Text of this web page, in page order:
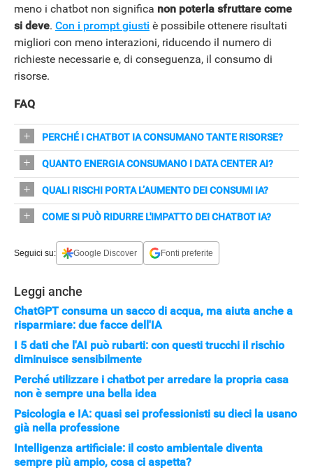
meno i chatbot non significa non poterla sfruttare come
si deve. Con i prompt giusti è possibile ottenere risultati
migliori con meno interazioni, riducendo il numero di
richieste necessarie e, di conseguenza, il consumo di
risorse.
FAQ
PERCHÉ I CHATBOT IA CONSUMANO TANTE RISORSE?
Perché i data center che li eseguono richiedono molta
energia e raffreddamento: migliaia di server e
infrastrutture correlate assorbono una quota crescente
del consumo elettrico globale.
QUANTO ENERGIA CONSUMANO I DATA CENTER AI?
Nel 2024 i data center hanno assorbito circa l'1,5% del
consumo elettrico globale, con crescita media annua del
12% dal 2017.
QUALI RISCHI PORTA L’AUMENTO DEI CONSUMI IA?
Rischi ambientali (consumo di acqua per
per aziende, aumento dei prezzi e impatto sul mercato
immobiliare.
COME SI PUÒ RIDURRE L'IMPATTO DEI CHATBOT IA?
Misure: gestione della domanda (limitazioni nei picchi),
autoproduzione da rinnovabili, ottimizzare i prompt per
Seguici su: Google Discover Fonti preferite
Leggi anche
ChatGPT consuma un sacco di acqua, ma aiuta anche a
risparmiare: due facce dell'IA
I 5 dati che l'AI può rubarti: con questi trucchi il rischio
diminuisce sensibilmente
Perché utilizzare i chatbot per arredare la propria casa
non è sempre una bella idea
Psicologia e IA: quasi sei professionisti su dieci la usano
già nella professione
Intelligenza artificiale: il costo ambientale diventa
sempre più ampio, cosa ci aspetta?